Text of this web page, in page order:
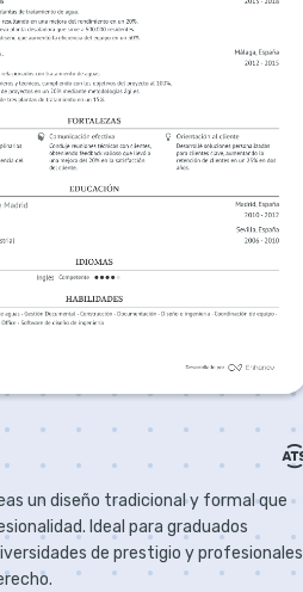
un diseño tradicional y formal que
Ideal para graduados
de prestigio y profesionales